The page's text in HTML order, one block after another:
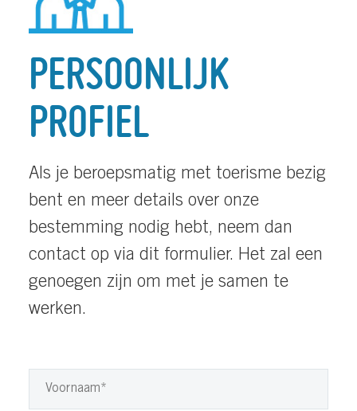
PERSOONLIJK
PROFIEL
Als je beroepsmatig met toerisme bezig
bent en meer details over onze
bestemming nodig hebt, neem dan
contact op via dit formulier. Het zal een
genoegen zijn om met je samen te
werken.